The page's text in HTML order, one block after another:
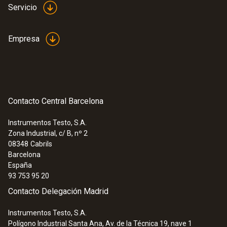
Servicio
Empresa
Contacto Central Barcelona
Instrumentos Testo, S.A.
Zona Industrial, c/ B, nº 2
08348 Cabrils
Barcelona
España
93 753 95 20
Contacto Delegación Madrid
Instrumentos Testo, S.A.
Polígono Industrial Santa Ana, Av. de la Técnica 19, nave 1